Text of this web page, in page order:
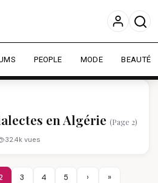
pour améliorer votre
l'audience.
En savoir plus
Personnaliser
PEOPLE MODE BEAUTÉ
en Algérie (Page 2)
32.4k vues
3 4 5 › »